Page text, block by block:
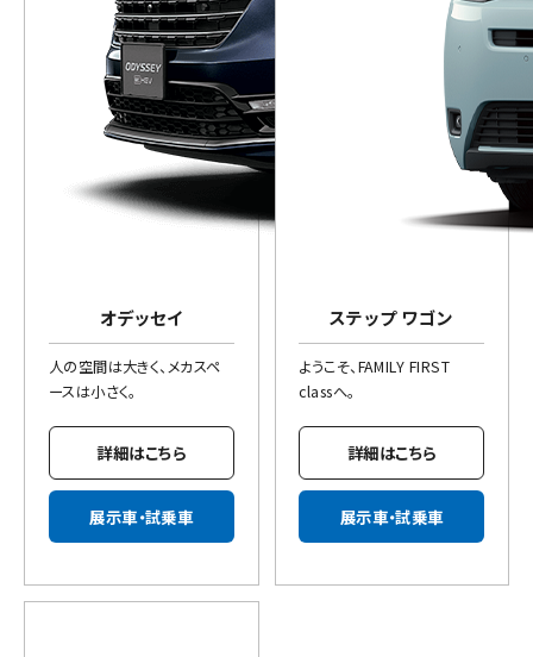
オデッセイ
人の空間は大きく、メカスペ
ースは小さく。
詳細はこちら
展示車・試乗車
ステップ ワゴン
ようこそ、FAMILY FIRST
classへ。
詳細はこちら
展示車・試乗車